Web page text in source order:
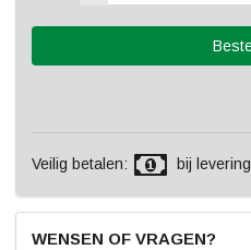
Veilig betalen: bij levering
WENSEN OF VRAGEN?